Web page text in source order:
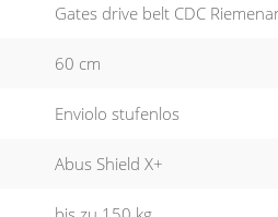
Gates drive belt CDC
60 cm
Enviolo stufenlos
Abus Shield X+